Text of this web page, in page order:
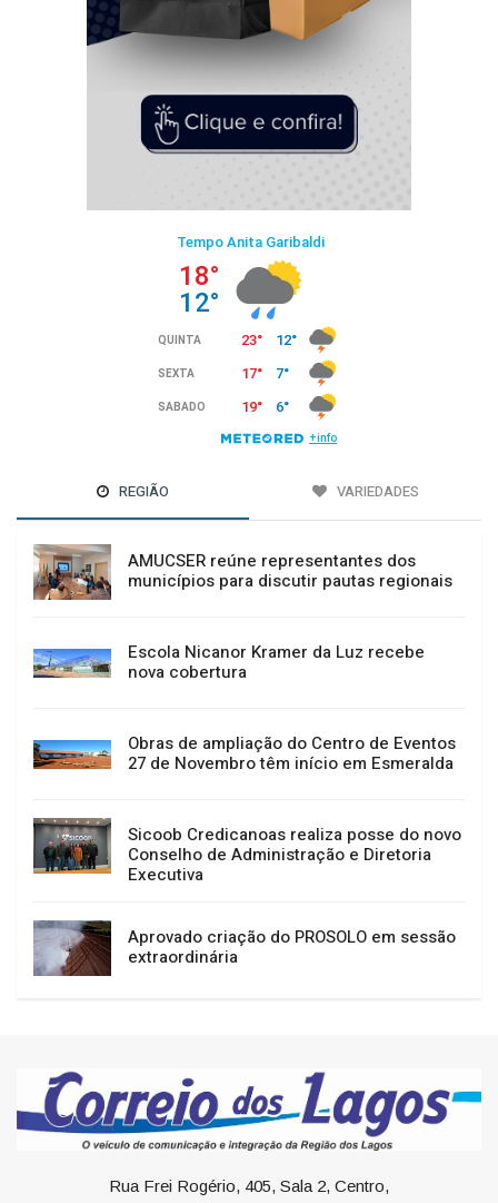
REGIÃO VARIEDADES
AMUCSER reúne representantes dos
municípios para discutir pautas regionais
Escola Nicanor Kramer da Luz recebe
nova cobertura
Obras de ampliação do Centro de Eventos
27 de Novembro têm início em Esmeralda
Sicoob Credicanoas realiza posse do novo
Conselho de Administração e Diretoria
Executiva
Aprovado criação do PROSOLO em sessão
extraordinária
Rua Frei Rogério, 405, Sala 2, Centro,